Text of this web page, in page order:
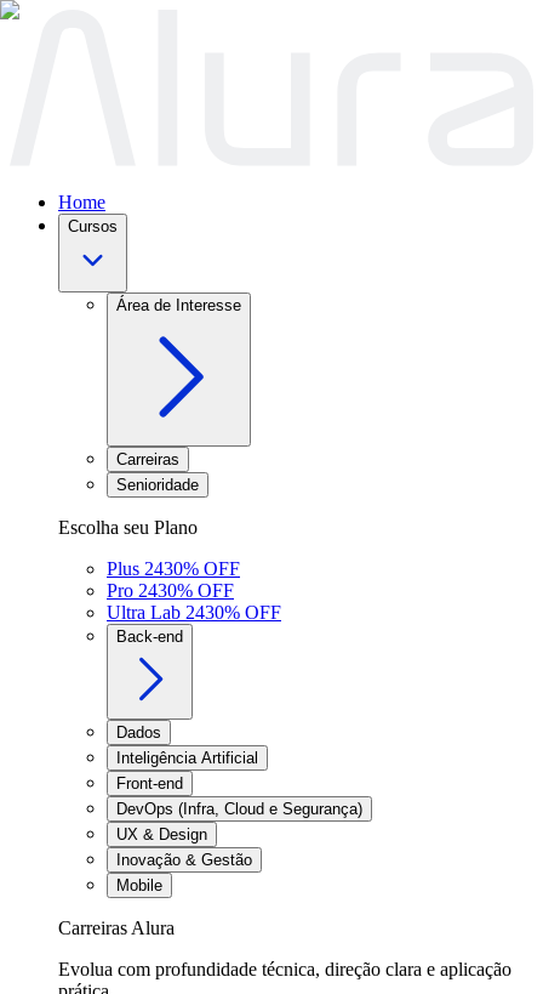
Home
Cursos
Área de Interesse
Carreiras
Senioridade
Escolha seu Plano
Plus 2430% OFF
Pro 2430% OFF
Ultra Lab 2430% OFF
Back-end
Dados
Inteligência Artificial
Front-end
DevOps (Infra, Cloud e Segurança)
UX & Design
Inovação & Gestão
Mobile
Carreiras Alura
Evolua com profundidade técnica, direção clara e aplicação